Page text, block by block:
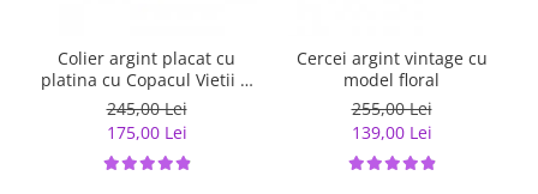
Colier argint placat cu
platina cu Copacul Vietii si
zirconii
245,00 Lei
175,00 Lei
Cercei argint vintage cu
model floral
255,00 Lei
139,00 Lei